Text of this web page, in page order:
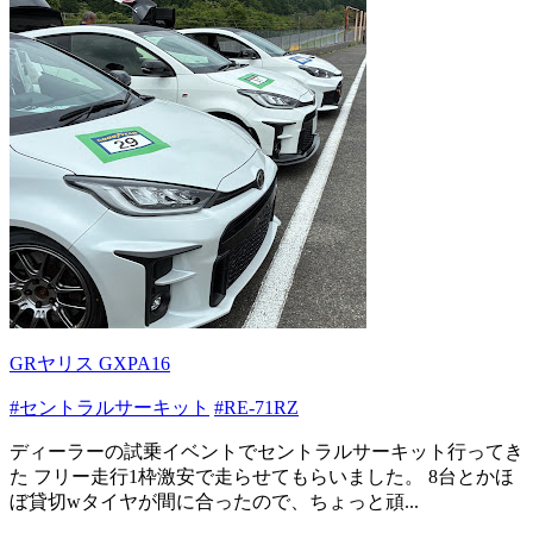
GRヤリス GXPA16
#セントラルサーキット #RE-71RZ
ディーラーの試乗イベントでセントラルサーキット行ってき
た フリー走行1枠激安で走らせてもらいました。 8台とかほ
ぼ貸切wタイヤが間に合ったので、ちょっと頑...